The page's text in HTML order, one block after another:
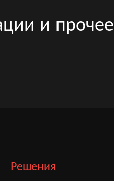
и прочее
Решения